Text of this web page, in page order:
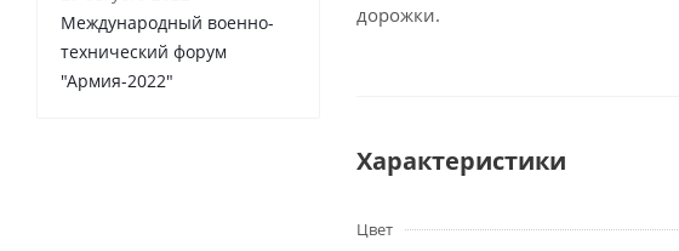
дорожки.
Характеристики
Цвет
Международный военно-
технический форум
"Армия-2022"